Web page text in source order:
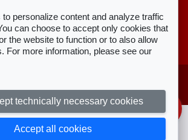
สถิติการใช้งานเว็บไซต์
สถิติการเข้าชม
ชน
ลงชื่อเข้าใช้งาน
personalize content and analyze traffic
can choose to accept only cookies that
the website to function or to also allow
For more information, please see our
technically necessary cookies
Accept all cookies